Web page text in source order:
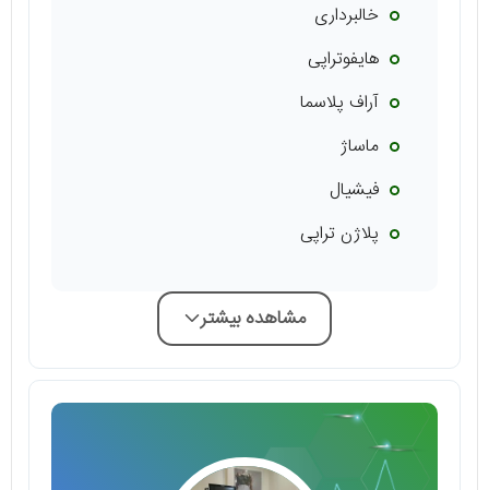
خالبرداری
هایفوتراپی
آراف پلاسما
ماساژ
فیشیال
پلاژن تراپی
مشاهده بیشتر